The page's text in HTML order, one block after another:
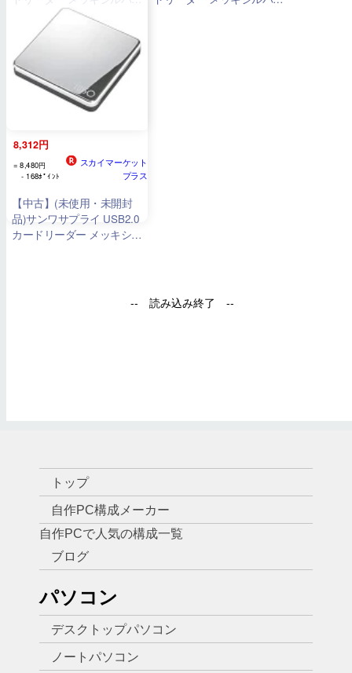
トップ
自作PC構成メーカー
自作PCで人気の構成一覧
ブログ
パソコン
デスクトップパソコン
ノートパソコン